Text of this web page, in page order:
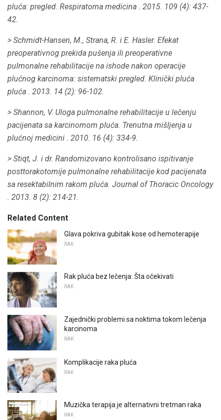
pluća: pregled. Respiratorna medicina . 2015. 109 (4): 437-
42.
> Schmidt-Hansen, M., Strana, R. i E. Hasler. Efekat
preoperativnog prekida pušenja ili preoperativne
pulmonalne rehabilitacije na ishode nakon operacije
plućnog karcinoma: sistematski pregled. Klinički pluća
pluća . 2013. 14 (2): 96-102.
> Shannon, V. Uloga pulmonalne rehabilitacije u lečenju
pacijenata sa karcinomom pluća. Trenutna mišljenja u
plućnoj medicini . 2010. 16 (4): 334-9.
> Stiqt, J. i dr. Randomizovano kontrolisano ispitivanje
posttorakotomije pulmonalne rehabilitacije kod pacijenata
sa resektabilnim rakom pluća. Journal of Thoracic Oncology
. 2013. 8 (2): 214-21.
Related Content
Glava pokriva gubitak kose od hemoterapije
RAK
Rak pluća bez lečenja: Šta očekivati
RAK
Zajednički problemi sa noktima tokom lečenja
karcinoma
RAK
Komplikacije raka pluća
RAK
Muzička terapija je alternativni tretman raka
RAK